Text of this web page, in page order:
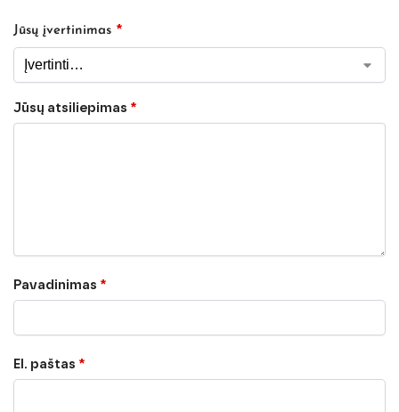
Jūsų įvertinimas *
Jūsų atsiliepimas *
Pavadinimas *
El. paštas *